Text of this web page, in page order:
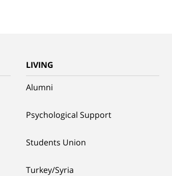
LIVING
Alumni
Psychological Support
Students Union
Turkey/Syria